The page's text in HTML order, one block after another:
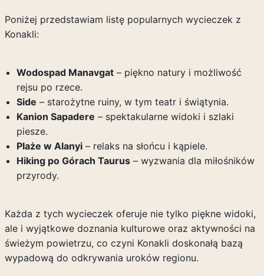
Poniżej przedstawiam listę popularnych wycieczek z
Konakli:
Wodospad Manavgat– piękno natury i możliwość
rejsu po rzece.
Side – starożytne ruiny, w tym teatr i świątynia.
Kanion Sapadere – spektakularne widoki i szlaki
piesze.
Plaże w Alanyi– relaks na słońcu i kąpiele.
Hiking po Górach Taurus– wyzwania dla miłośników
przyrody.
Każda z tych wycieczek oferuje nie tylko piękne widoki,
ale i wyjątkowe doznania kulturowe oraz aktywności na
świeżym powietrzu, co czyni Konakli doskonałą bazą
wypadową do odkrywania uroków regionu.